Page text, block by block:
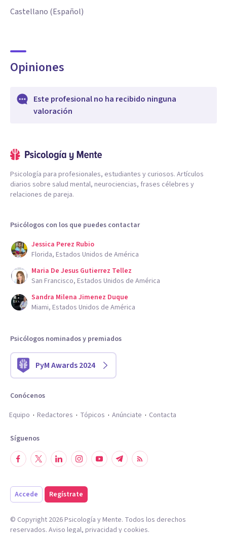
Castellano (Español)
Opiniones
Este profesional no ha recibido ninguna
valoración
Psicología para profesionales, estudiantes y curiosos. Artículos
diarios sobre salud mental, neurociencias, frases célebres y
relaciones de pareja.
Psicólogos con los que puedes contactar
Jessica Perez Rubio
Florida, Estados Unidos de América
Maria De Jesus Gutierrez Tellez
San Francisco, Estados Unidos de América
Sandra Milena Jimenez Duque
Miami, Estados Unidos de América
Psicólogos nominados y premiados
PyM Awards 2024
Conócenos
Equipo
Redactores Tópicos Anúnciate Contacta
Síguenos
Accede Regístrate
© Copyright 2026Psicología y Mente. Todos los derechos
reservados. Aviso legal, privacidad y cookies.